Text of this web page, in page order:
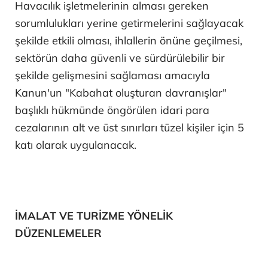
Havacılık işletmelerinin alması gereken
sorumlulukları yerine getirmelerini sağlayacak
şekilde etkili olması, ihlallerin önüne geçilmesi,
sektörün daha güvenli ve sürdürülebilir bir
şekilde gelişmesini sağlaması amacıyla
Kanun'un "Kabahat oluşturan davranışlar"
başlıklı hükmünde öngörülen idari para
cezalarının alt ve üst sınırları tüzel kişiler için 5
katı olarak uygulanacak.
İMALAT VE TURİZME YÖNELİK
DÜZENLEMELER